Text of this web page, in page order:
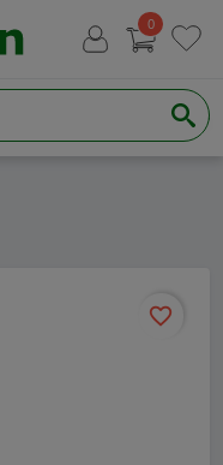
0
favorite_border